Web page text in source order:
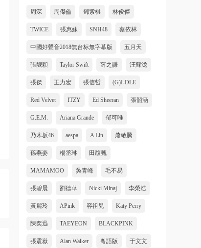
周深 周傑倫 鄧紫棋 林俊傑
TWICE 張惠妹 SNH48 蔡依林
中國好聲音2018無台标無字幕版 五月天
張靓穎 Taylor Swift 薛之謙 汪蘇泷
張傑 王力宏 張信哲 (G)I-DLE
Red Velvet ITZY Ed Sheeran 張韶涵
G.E.M. Ariana Grande 郁可唯
乃木坂46 aespa A Lin 蕭敬騰
孫燕姿 楊丞琳 田馥甄
MAMAMOO 吳青峰 毛不易
張碧晨 劉德華 Nicki Minaj 李榮浩
黃麗玲 APink 容祖兒 Katy Perry
陳奕迅 TAEYEON BLACKPINK
張震嶽 Alan Walker 粵語版 于文文